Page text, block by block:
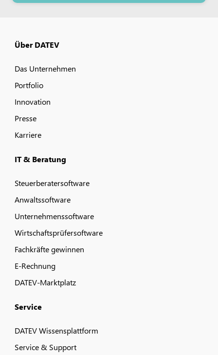
Über DATEV
Das Unternehmen
Portfolio
Innovation
Presse
Karriere
IT & Beratung
Steuerberatersoftware
Anwaltssoftware
Unternehmenssoftware
Wirtschaftsprüfersoftware
Fachkräfte gewinnen
E-Rechnung
DATEV-Marktplatz
Service
DATEV Wissensplattform
Service & Support